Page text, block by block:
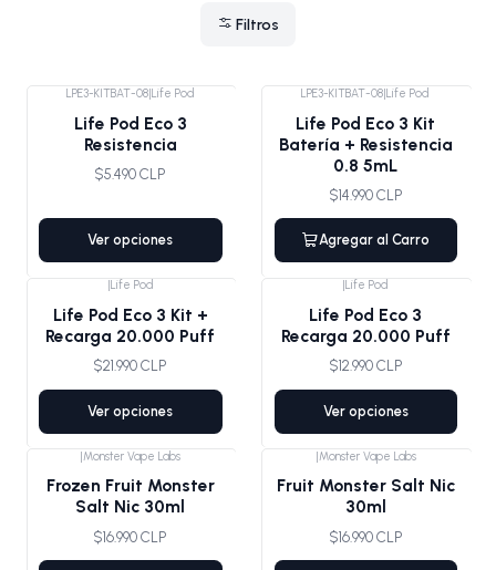
Filtros
LPE3-KITBAT-08| Life Pod
Life Pod Eco 3
Resistencia
$5.490 CLP
Ver opciones
LPE3-KITBAT-08 Life Pod
Life Pod Eco 3 Kit
Batería + Resistencia
0.8 5mL
$14.990 CLP
Agregar al Carro
Life Pod
Life Pod Eco 3 Kit +
Recarga 20.000 Puff
$21.990 CLP
Ver opciones
Life Pod
Life Pod Eco 3
Recarga 20.000 Puff
$12.990 CLP
Ver opciones
|Monster Vape Labs
Frozen Fruit Monster
Salt Nic 30ml
$16.990 CLP
|Monster Vape Labs
Fruit Monster Salt Nic
30ml
$16.990 CLP